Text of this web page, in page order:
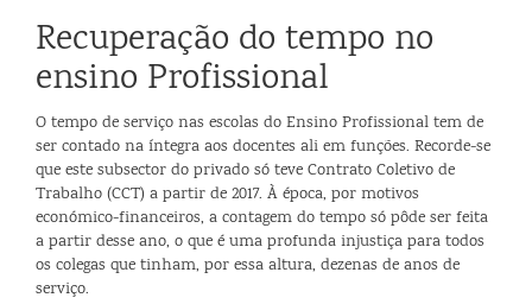
Recuperação do tempo no
ensino Profissional
O tempo de serviço nas escolas do Ensino Profissional tem de
ser contado na íntegra aos docentes ali em funções. Recorde-se
que este subsector do privado só teve Contrato Coletivo de
Trabalho (CCT) a partir de 2017. À época, por motivos
económico-financeiros, a contagem do tempo só pôde ser feita
a partir desse ano, o que é uma profunda injustiça para todos
os colegas que tinham, por essa altura, dezenas de anos de
serviço.